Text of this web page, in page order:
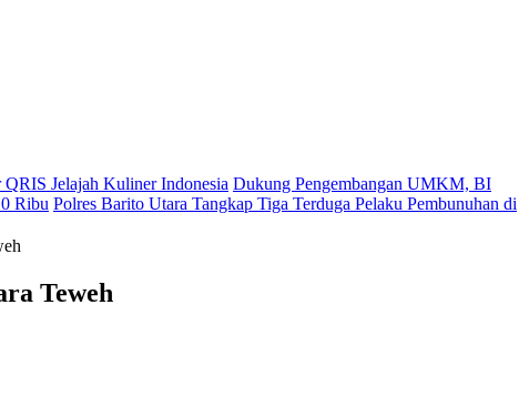
Jelajah Kuliner Indonesia Dukung Pengembangan UMKM, BI
Ribu Polres Barito Utara Tangkap Tiga Terduga Pelaku Pembunuhan di
Teweh